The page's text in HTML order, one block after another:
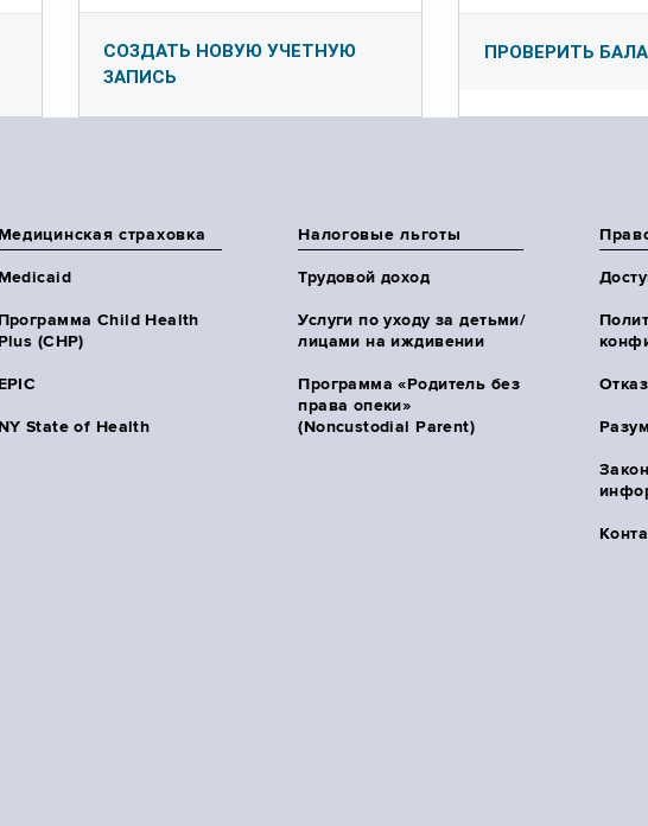
СОЗДАТЬ НОВУЮ УЧЕТНУЮ
ЗАПИСЬ
ПРОВЕРИТЬ
Медицинская страховка
Medicaid
Программа Child Health
Plus (CHP)
EPIC
NY State of Health
Налоговые льготы
Трудовой доход
Услуги по уходу за детьми/
лицами на иждивении
Программа «Родитель без
права опеки»
(Noncustodial Parent)